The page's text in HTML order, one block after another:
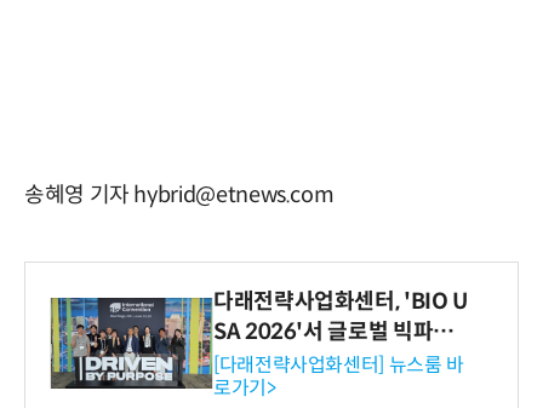
송혜영 기자 hybrid@etnews.com
다래전략사업화센터, 'BIO U
SA 2026'서 글로벌 빅파마
와의 비즈니스 미팅 지원…K
-바이오 해외 진출 교두보 확
[다래전략사업화센터] 뉴스룸 바
로가기>